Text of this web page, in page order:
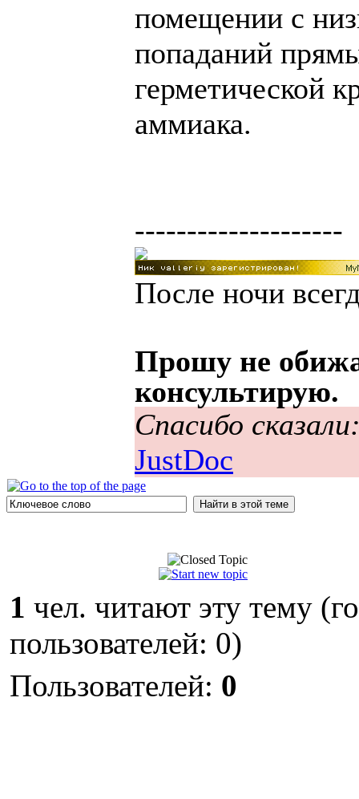
помещении с
попаданий
герметической
аммиака.
--------------------
После ночи
Прошу не
консультирую.
Спасибо
JustDoc
1 чел. читают эту тему
пользователей: 0)
Пользователей: 0